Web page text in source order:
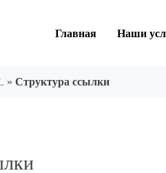
Главная Наши
» Структура ссылки